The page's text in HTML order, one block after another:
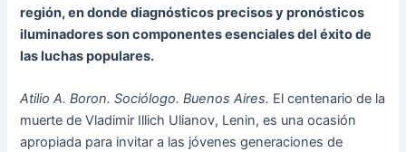
región, en donde diagnósticos precisos y pronósticos
iluminadores son componentes esenciales del éxito de
las luchas populares.
Atilio A. Boron. Sociólogo. Buenos Aires. El centenario de la
muerte de Vladimir Illich Ulianov, Lenin, es una ocasión
apropiada para invitar a las jóvenes generaciones de